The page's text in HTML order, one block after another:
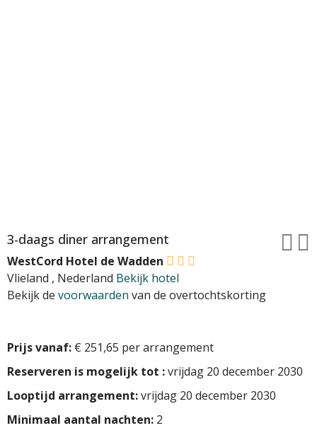
3-daags diner arrangement
WestCord Hotel de Wadden
Vlieland , Nederland Bekijk hotel
Bekijk de voorwaarden van de overtochtskorting
Prijs vanaf: € 251,65 per arrangement
Reserveren is mogelijk tot :vrijdag 20 december 2030
Looptijd arrangement:vrijdag 20 december 2030
Minimaal aantal nachten: 2